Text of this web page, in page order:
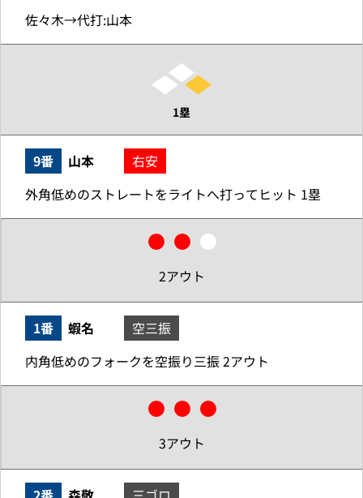
佐々木→代打:山本
1塁
9番 山本
右安
外角低めのストレートをライトへ打ってヒット 1塁
2アウト
1番 蝦名
空三振
内角低めのフォークを空振り三振 2アウト
3アウト